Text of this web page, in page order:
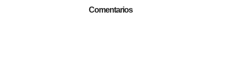
Comentarios